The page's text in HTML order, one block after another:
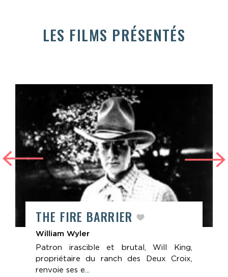
LES FILMS PRÉSENTÉS
THE FIRE BARRIER
William Wyler
Patron irascible et brutal, Will King,
propriétaire du ranch des Deux Croix,
renvoie ses e...